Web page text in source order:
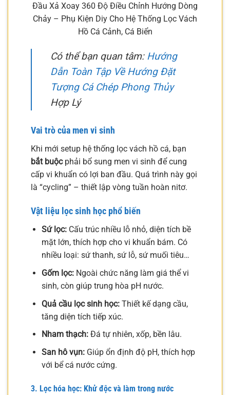
Đầu Xả Xoay 360 Độ Điều Chỉnh Hướng Dòng
Chảy – Phụ Kiện Diy Cho Hệ Thống Lọc Vách
Hồ Cá Cảnh, Cá Biển
Có thể bạn quan tâm: Hướng
Dẫn Toàn Tập Về Hướng Đặt
Tượng Cá Chép Phong Thủy
Hợp Lý
Vai trò của men vi sinh
Khi mới setup hệ thống lọc vách hồ cá, bạn
bắt buộcphải bổ sung men vi sinh để cung
cấp vi khuẩn có lợi ban đầu. Quá trình này gọi
là “cycling” – thiết lập vòng tuần hoàn nitơ.
Vật liệu lọc sinh học phổ biến
Sứ lọc:Cấu trúc nhiều lỗ nhỏ, diện tích bề
mặt lớn, thích hợp cho vi khuẩn bám. Có
nhiều loại: sứ thanh, sứ lỗ, sứ muối tiêu…
Gốm lọc:Ngoài chức năng làm giá thể vi
sinh, còn giúp trung hòa pH nước.
Quả cầu lọc sinh học:Thiết kế dạng cầu,
tăng diện tích tiếp xúc.
Nham thạch:Đá tự nhiên, xốp, bền lâu.
San hô vụn:Giúp ổn định độ pH, thích hợp
với bể cá nước cứng.
3. Lọc hóa học: Khử độc và làm trong nước